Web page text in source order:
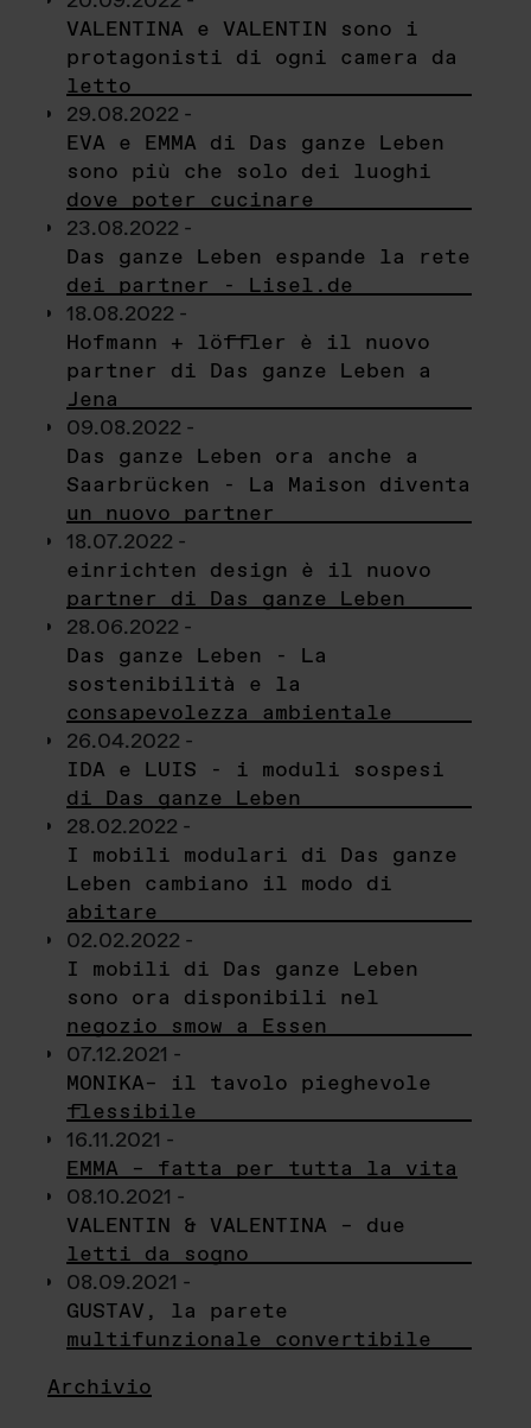
VALENTINA e VALENTIN sono i
protagonisti di ogni camera da
letto
29.08.2022 -
EVA e EMMA di Das ganze Leben
sono più che solo dei luoghi
dove poter cucinare
23.08.2022 -
Das ganze Leben espande la rete
dei partner - Lisel.de
18.08.2022 -
Hofmann + löffler è il nuovo
partner di Das ganze Leben a
Jena
09.08.2022 -
Das ganze Leben ora anche a
Saarbrücken - La Maison diventa
un nuovo partner
18.07.2022 -
einrichten design è il nuovo
partner di Das ganze Leben
28.06.2022 -
Das ganze Leben - La
sostenibilità e la
consapevolezza ambientale
26.04.2022 -
IDA e LUIS - i moduli sospesi
di Das ganze Leben
28.02.2022 -
I mobili modulari di Das ganze
Leben cambiano il modo di
abitare
02.02.2022 -
I mobili di Das ganze Leben
sono ora disponibili nel
negozio smow a Essen
07.12.2021 -
MONIKA– il tavolo pieghevole
flessibile
16.11.2021 -
EMMA – fatta per tutta la vita
08.10.2021 -
VALENTIN & VALENTINA – due
letti da sogno
08.09.2021 -
GUSTAV, la parete
multifunzionale convertibile
Archivio